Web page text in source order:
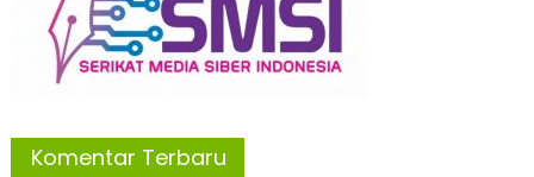
Komentar Terbaru